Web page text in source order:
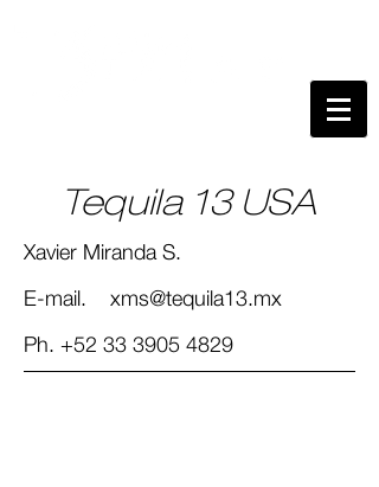
Tequila 13 USA
Xavier Miranda S.
E-mail. xms@tequila13.mx
Ph. +52 33 3905 4829